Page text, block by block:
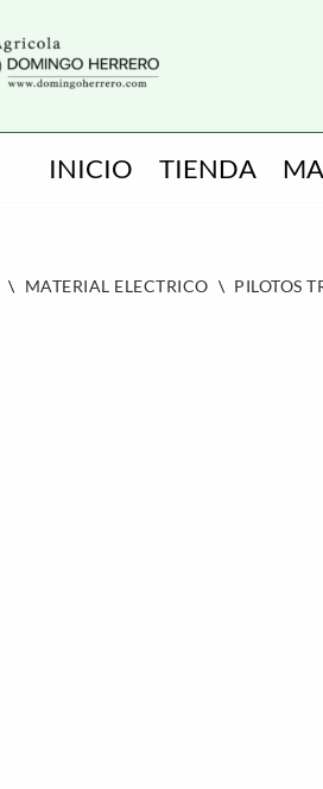
INICIO TIENDA
\ MATERIAL ELECTRICO \ PILOTOS